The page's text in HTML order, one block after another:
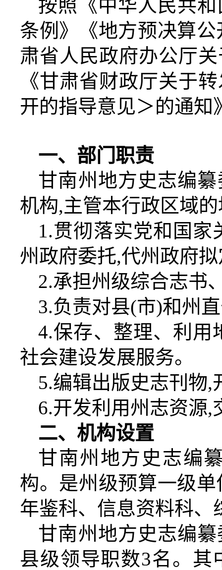
按照《中华人民共
条例》《地方预决算
肃省人民政府办公厅
《甘肃省财政厅关于
开的指导意见＞的通知
一、部门职责
甘南州地方史志编
机构,主管本行政区域
1.贯彻落实党和国家
州政府委托,代州政府
2.承担州级综合志书
3.负责对县(市)和州
4.保存、整理、利用
社会建设发展服务。
5.编辑出版史志刊物,
6.开发利用州志资源,
二、机构设置
甘南州地方史志编
构。是州级预算一级单
年鉴科、信息资料科、
甘南州地方史志编
县级领导职数3名。其